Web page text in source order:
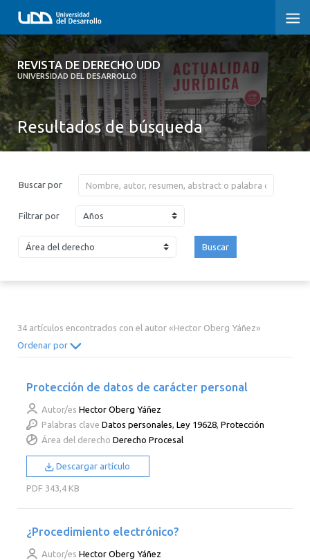
REVISTA DE DERECHO UDD
UNIVERSIDAD DEL DESARROLLO
REVISTA DE DERECHO UDD
INICIO
ACERCA DE LA REVISTA
CONVOCATORIA
CONTACTO Y SUSCRIPCIÓN
Resultados de búsqueda
Buscar por
Filtrar por Años
2002 2001
Buscar
34 artículos encontrados con el autor «Hector Oberg Yáñez»
Ordenar por
Protección de datos de carácter personal
Autor/es Hector Oberg Yáñez
Palabras clave Datos personales,Ley 19628,Protección
Área del derecho Derecho Procesal
Descargar artículo
PDF 343,4 KB
¿Procedimiento electrónico?
Autor/es Hector Oberg Yáñez